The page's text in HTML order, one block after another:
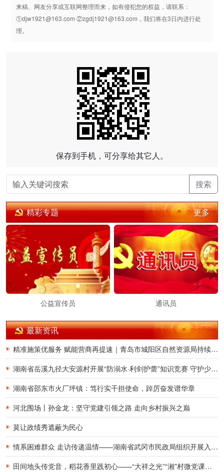
来稿、网友分享或互联网整理而来，如有侵犯您的权益，请联系：
①djw1921@163.com ②zgdj1921@163.com，我们将在3日内进行处
理。
保存到手机，可分享给其它人。
搜索
精彩专题 更多
公益宣传员 通讯员
最新资讯
精准施策优服务 赋能营商再提速｜青岛市城阳区自然资源局持续升级不动产登记涉企服务 跑出改革加速度
湖南省岳溪九径大安源村开展“防溺水·利剑护蕾”知识竞赛 守护少年儿童平安暑假
湖南省邵东市火厂坪镇：笃行实干担使命，踔厉奋发谱华章
河北围场丨孙金龙：坚守党建引领之路 走向乡村振兴之巅
莫让政绩秀遮蔽为民心
情系困难群众 走访传递温情——湖南省武冈市民政局组织开展入户走访慰问活动
田间地头传党音，稻花香里践初心——“大祥之光”“湘”村微党课宣讲团走进湖南省邵阳市大祥区罗市镇和平村